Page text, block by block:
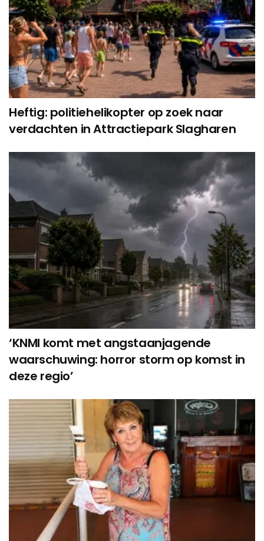
Heftig: politiehelikopter op zoek naar
verdachten in Attractiepark Slagharen
‘KNMI komt met angstaanjagende
waarschuwing: horror storm op komst in
deze regio’